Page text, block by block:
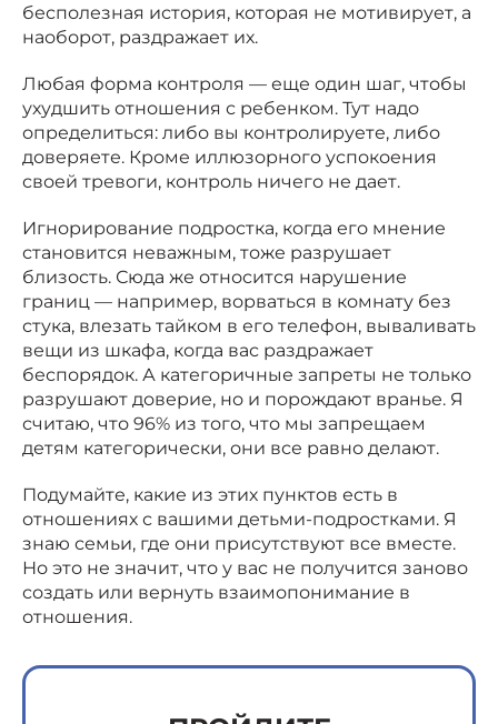
бесполезная история, которая не мотивирует, а
наоборот, раздражает их.
Любая форма контроля — еще один шаг, чтобы
ухудшить отношения с ребенком. Тут надо
определиться: либо вы контролируете, либо
доверяете. Кроме иллюзорного успокоения
своей тревоги, контроль ничего не дает.
Игнорирование подростка, когда его мнение
становится неважным, тоже разрушает
близость. Сюда же относится нарушение
границ — например, ворваться в комнату без
стука, влезать тайком в его телефон, вываливать
вещи из шкафа, когда вас раздражает
беспорядок. А категоричные запреты не только
разрушают доверие, но и порождают вранье. Я
считаю, что 96% из того, что мы запрещаем
детям категорически, они все равно делают.
Подумайте, какие из этих пунктов есть в
отношениях с вашими детьми-подростками. Я
знаю семьи, где они присутствуют все вместе.
Но это не значит, что у вас не получится заново
создать или вернуть взаимопонимание в
отношения.